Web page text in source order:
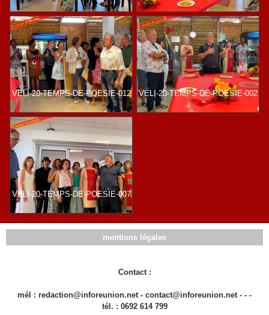
VELI-20-TEMPS-DE-POESIE-012 VELI-20-TEMPS-DE-POESIE-002
VELI-20-TEMPS-DE-POESIE-007
mentions légales
Contact :
mél : redaction@inforeunion.net - contact@inforeunion.net - - -
tél. : 0692 614 799